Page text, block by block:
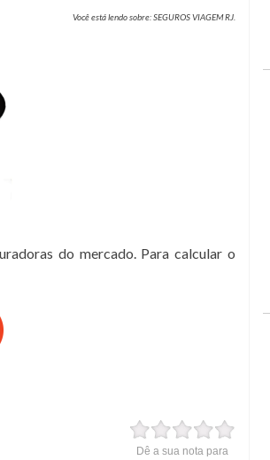
Você está lendo sobre: SEGUROS VIAGEM RJ.
do mercado. Para calcular o
Dê a sua nota para